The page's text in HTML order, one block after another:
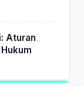
Aturan